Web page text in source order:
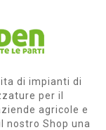
di impianti di
per il
agricole e
nostro Shop una